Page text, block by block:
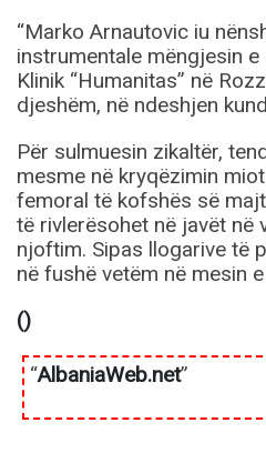
“Marko Arnautovic iu
instrumentale mëngjesin
Klinik “Humanitas” në
djeshëm, në ndeshjen
Për sulmuesin zikaltër,
mesme në kryqëzimin
femoral të kofshës së
të rivlerësohet në javët në
njoftim. Sipas llogarive të
në fushë vetëm në mesin
()
“AlbaniaWeb.net”